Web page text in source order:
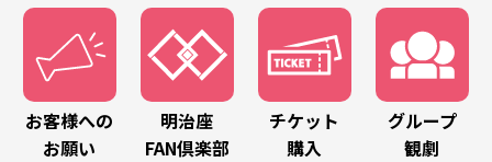
お客様への
お願い
明治座
FAN倶楽部
チケット
購入
グループ
観劇